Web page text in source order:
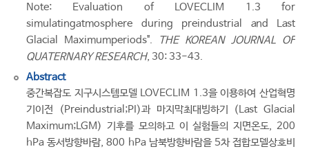
Note: Evaluation of LOVECLIM 1.3 for
simulatingatmosphere during preindustrial and Last
Glacial Maximumperiods".
THE KOREAN JOURNAL OF
QUATERNARY RESEARCH, 30: 33-43.
Abstract
중간복잡도 지구시스템모델 LOVECLIM 1.3을 이용하여 산업혁명
기이전 (Preindustrial;PI)과 마지막최대빙하기 (Last Glacial
Maximum;LGM) 기후를 모의하고 이 실험들의 지면온도, 200
hPa 동서방향바람, 800 hPa 남북방향바람을 5차 접합모델상호비